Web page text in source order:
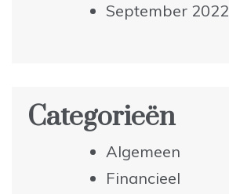
September 2022
Categorieën
Algemeen
Financieel